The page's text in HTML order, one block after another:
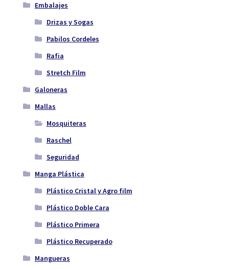
Embalajes
Drizas y Sogas
Pabilos Cordeles
Rafia
Stretch Film
Galoneras
Mallas
Mosquiteras
Raschel
Seguridad
Manga Plástica
Plástico Cristal y Agro film
Plástico Doble Cara
Plástico Primera
Plástico Recuperado
Mangueras